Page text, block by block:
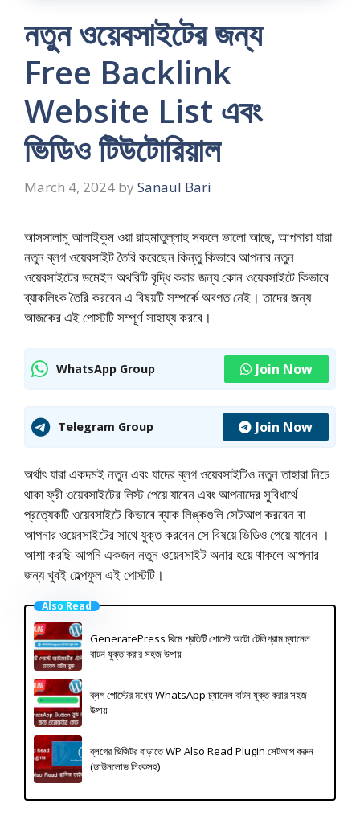
নতুন ওয়েবসাইটের জন্য
Free Backlink
Website List এবং
ভিডিও টিউটোরিয়াল
March 4, 2024 by Sanaul Bari
আসসালামু আলাইকুম ওয়া রাহমাতুল্লাহ সকলে ভালো আছে, আপনারা যারা
নতুন ব্লগ ওয়েবসাইট তৈরি করেছেন কিন্তু কিভাবে আপনার নতুন
ওয়েবসাইটের ডমেইন অথরিটি বৃদ্ধি করার জন্য কোন ওয়েবসাইটে কিভাবে
ব্যাকলিংক তৈরি করবেন এ বিষয়টি সম্পর্কে অবগত নেই। তাদের জন্য
আজকের এই পোস্টটি সম্পূর্ণ সাহায্য করবে।
WhatsApp Group Join Now
Telegram Group Join Now
অর্থাৎ যারা একদমই নতুন এবং যাদের ব্লগ ওয়েবসাইটিও নতুন তাহারা নিচে
থাকা ফ্রী ওয়েবসাইটের লিস্ট পেয়ে যাবেন এবং আপনাদের সুবিধার্থে
প্রত্যেকটি ওয়েবসাইটে কিভাবে ব্যাক লিঙ্কগুলি সেটআপ করবেন বা
আপনার ওয়েবসাইটের সাথে যুক্ত করবেন সে বিষয়ে ভিডিও পেয়ে যাবেন ।
আশা করছি আপনি একজন নতুন ওয়েবসাইট অনার হয়ে থাকলে আপনার
জন্য খুবই হেল্পফুল এই পোস্টটি।
Also Read
GeneratePress থিমে প্রতিটি পোস্টে অটো টেলিগ্রাম চ্যানেল
বাটন যুক্ত করার সহজ উপায়
ব্লগ পোস্টের মধ্যে WhatsApp চ্যানেল বাটন যুক্ত করার সহজ
উপায়
ব্লগের ভিজিটর বাড়াতে WP Also Read Plugin সেটআপ করুন
(ডাউনলোড লিংকসহ)